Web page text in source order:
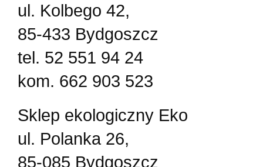
ul. Kolbego 42,
85-433 Bydgoszcz
tel. 52 551 94 24
kom. 662 903 523
Sklep ekologiczny Eko
ul. Polanka 26,
85-085 Bydgoszcz